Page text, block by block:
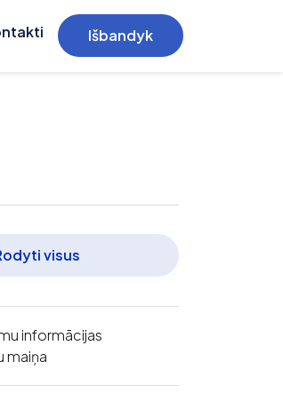
Išbandyk
visus
informācijas
maiņa